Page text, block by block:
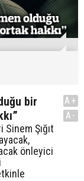
bir
Şığıt
önleyici
A+
A-